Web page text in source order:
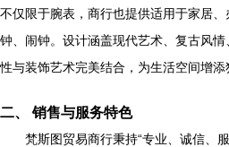
不仅限于腕表，商行也提供适用于家居
钟、闹钟。设计涵盖现代艺术、复古风
性与装饰艺术完美结合，为生活空间增添
二、 销售与服务特色
梵斯图贸易商行秉持“专业、诚信、